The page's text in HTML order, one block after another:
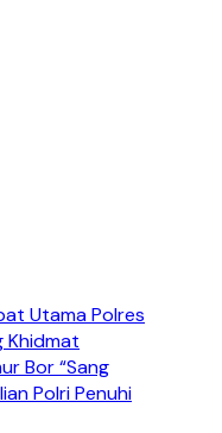
Utama Polres
Khidmat
Bor “Sang
Polri Penuhi